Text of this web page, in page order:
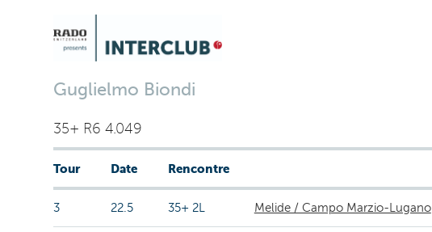
Guglielmo Biondi
35+ R6 4.049
Tour Date Rencontre
3 22.5 35+ 2L Melide / Campo Marzio-Lugano